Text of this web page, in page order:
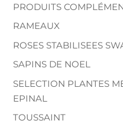
PRODUITS
RAMEAUX
ROSES STABILISEES
SAPINS DE NOEL
SELECTION PLANTES
EPINAL
TOUSSAINT